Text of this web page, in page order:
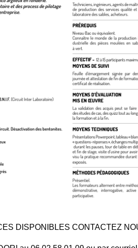
DISPONIBLES CONTACTEZ